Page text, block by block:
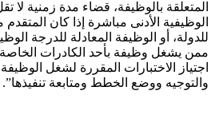
الوظيفية الأدنى مباشرة إذا كان المتقدم
للدولة، أو الوظيفة المعادلة للدرجة
ممن يشغل وظيفة بأحد الكادرات الخاصة،
اجتياز الاختبارات المقررة لشغل
والتوجيه ووضع الخطط ومتابعة تنفيذها”.